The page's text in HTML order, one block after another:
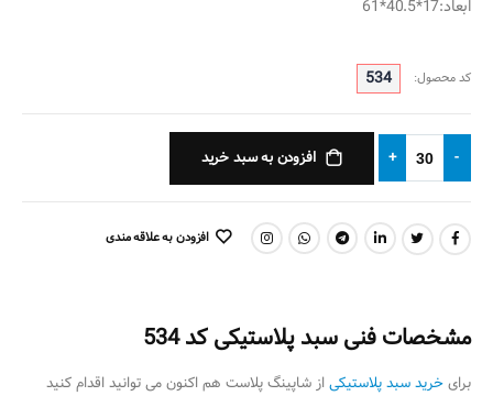
ابعاد:17*40.5*61
کد محصول: 534
-
+ افزودن به سبد خرید
اشتراک گذاری: افزودن به علاقه مندی
مشخصات فنی سبد پلاستیکی کد 534
برایخرید سبد پلاستیکیاز شاپینگ پلاست هم اکنون می توانید اقدام کنید